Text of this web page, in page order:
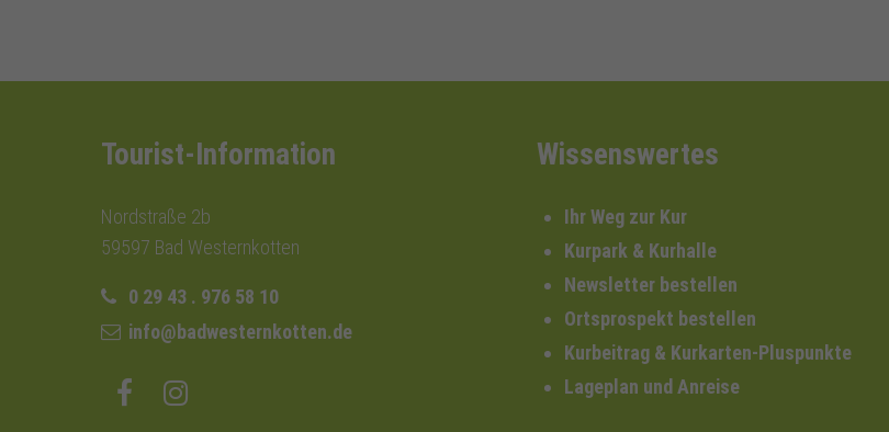
Tourist-Information
Nordstraße 2b
59597 Bad Westernkotten
0 29 43 . 976 58 10
info@badwesternkotten.de
Wissenswertes
Ihr Weg zur Kur
Kurpark & Kurhalle
Newsletter bestellen
Ortsprospekt bestellen
Kurbeitrag & Kurkarten-Pluspunkte
Lageplan und Anreise